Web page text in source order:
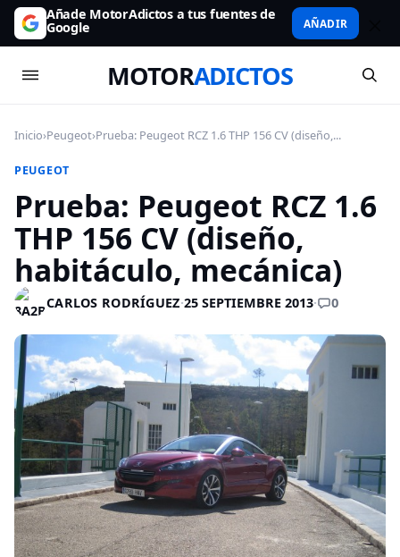
Añade MotorAdictos a tus fuentes de
Google AÑADIR
MOTORADICTOS
Inicio›Peugeot›Prueba: Peugeot RCZ 1.6 THP 156 CV (diseño,...
PEUGEOT
Prueba: Peugeot RCZ 1.6
THP 156 CV (diseño,
habitáculo, mecánica)
CARLOS RODRÍGUEZ·25 SEPTIEMBRE 2013· 0